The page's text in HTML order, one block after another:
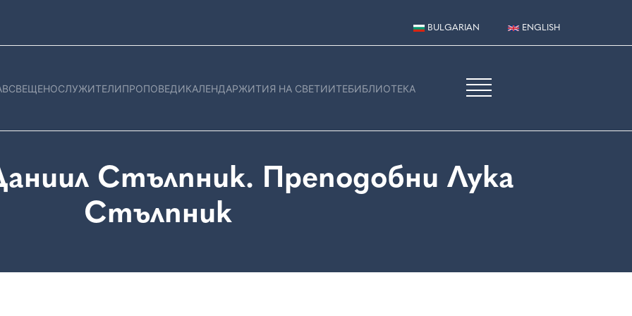
BULGARIAN ENGLISH
СВЕЩЕНОСЛУЖИТЕЛИПРОПОВЕДИКАЛЕНДАРЖИТИЯ НА СВЕТИИТЕБИБЛИОТЕКА
Стълпник. Преподобни Лука
Стълпник